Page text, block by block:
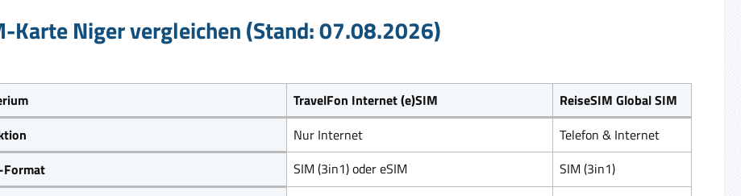
Karte Niger vergleichen (Stand: 07.08.2026)
TravelFon Internet (e)SIM
ReiseSIM Global SIM
Nur Internet
Telefon & Internet
SIM (3in1) oder eSIM
SIM (3in1)